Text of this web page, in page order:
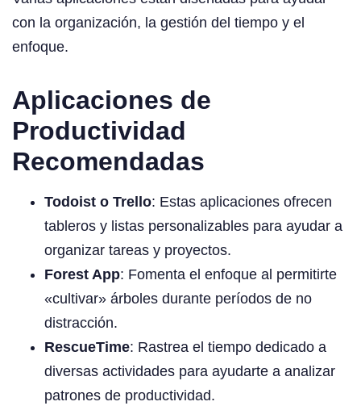
con la organización, la gestión del tiempo y el
enfoque.
Aplicaciones de
Productividad
Recomendadas
Todoist o Trello: Estas aplicaciones ofrecen
tableros y listas personalizables para ayudar a
organizar tareas y proyectos.
Forest App: Fomenta el enfoque al permitirte
«cultivar» árboles durante períodos de no
distracción.
RescueTime: Rastrea el tiempo dedicado a
diversas actividades para ayudarte a analizar
patrones de productividad.